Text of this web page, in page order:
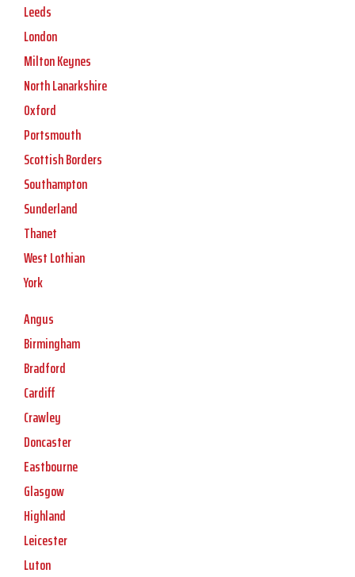
Leeds
London
Milton Keynes
North Lanarkshire
Oxford
Portsmouth
Scottish Borders
Southampton
Sunderland
Thanet
West Lothian
York
Angus
Birmingham
Bradford
Cardiff
Crawley
Doncaster
Eastbourne
Glasgow
Highland
Leicester
Luton